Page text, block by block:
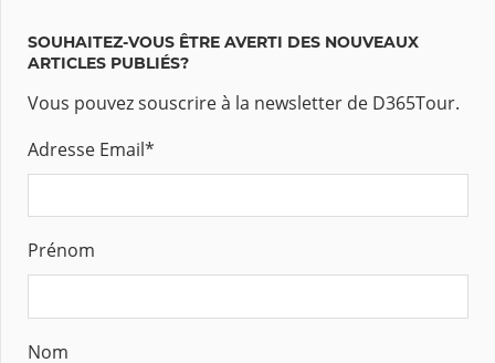
SOUHAITEZ-VOUS ÊTRE AVERTI DES NOUVEAUX
ARTICLES PUBLIÉS?
Vous pouvez souscrire à la newsletter de D365Tour.
Adresse Email*
Prénom
Nom